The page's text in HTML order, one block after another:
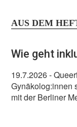
AUS DEM
Wie geht
19.7.2026-
Gynäkolog:innen
mit der Berliner